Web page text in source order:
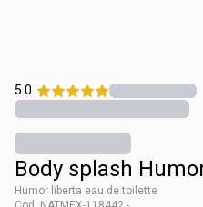
5.0
Body splash
Humor liberta eau de toilette